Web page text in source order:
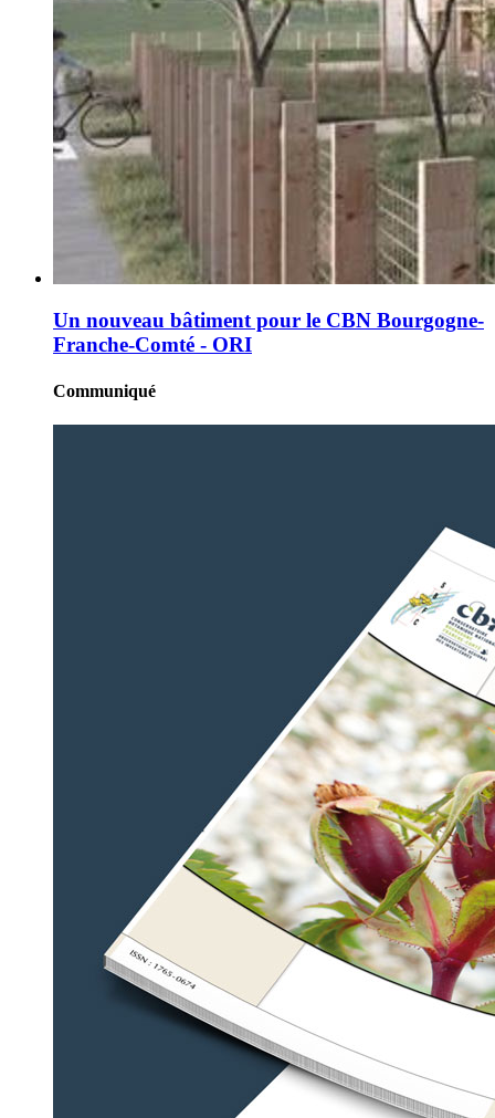
Un nouveau bâtiment pour le CBN Bourgogne-
Franche-Comté - ORI
Communiqué